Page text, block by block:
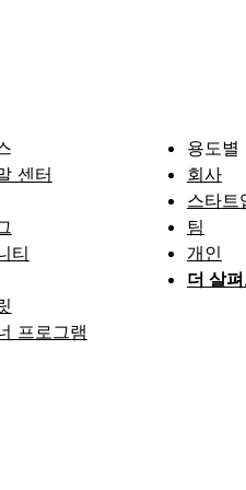
센터
티
프로그램
용도별
회사
스타트
팀
개인
더 살